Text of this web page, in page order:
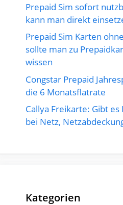
Prepaid Sim sofort
kann man direkt
Prepaid Sim Karten
sollte man zu
wissen
Congstar Prepaid
die 6 Monatsflatrate
Callya Freikarte: Gibt es
bei Netz,
Kategorien